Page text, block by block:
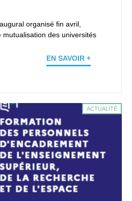
organisé fin avril,
mutualisation des universités
EN SAVOIR +
ACTUALITÉ